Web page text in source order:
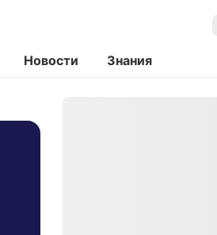
Новости Знания